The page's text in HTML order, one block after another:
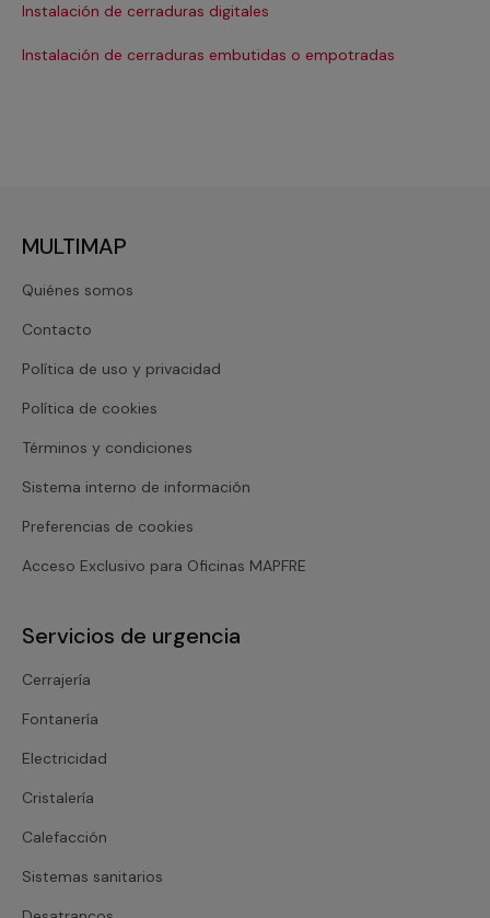
Instalación de cerraduras digitales
Instalación de cerraduras embutidas o empotradas
MULTIMAP
Quiénes somos
Contacto
Política de uso y privacidad
Política de cookies
Términos y condiciones
Sistema interno de información
Preferencias de cookies
Acceso Exclusivo para Oficinas MAPFRE
Servicios de urgencia
Cerrajería
Fontanería
Electricidad
Cristalería
Calefacción
Sistemas sanitarios